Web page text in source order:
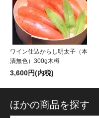
ワイン仕込からし明太子（本
漬無色）300g木樽
3,600円(内税)
ほかの商品を探す